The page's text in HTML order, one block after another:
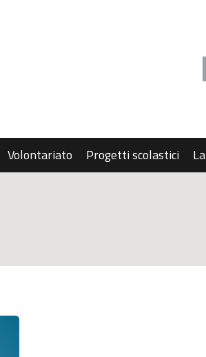
Volontariato Progetti scolastici